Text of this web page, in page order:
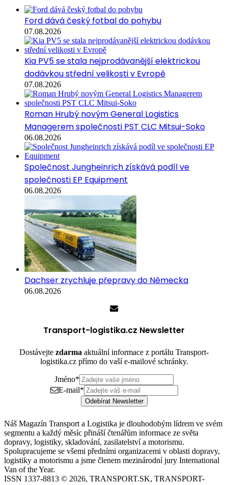
Ford dává český fotbal do pohybu
07.08.2026
Kia PV5 se stala nejprodávanější elektrickou
dodávkou střední velikosti v Evropě
07.08.2026
Roman Hrubý novým General Logistics
Managerem společnosti PST CLC Mitsui-Soko
06.08.2026
Společnost Jungheinrich získává podíl ve
společnosti EP Equipment
06.08.2026
Dachser zrychluje přepravy do Německa
06.08.2026
Transport-logistika.cz Newsletter
Dostávejte zdarma aktuální informace z portálu Transport-
logistika.cz přímo do vaší e-mailové schránky.
Jméno*
E-mail*
Odebírat Newsletter
Náš Magazín Transport a Logistika je dlouhodobým lídrem ve svém
segmentu a každý měsíc přináší čtenářům informace ze světa
dopravy, logistiky, skladování, zasilatelství a motorismu.
Spolupracujeme se všemi předními organizacemi v oblasti dopravy,
logistiky a motorismu a jsme členem mezinárodní jury International
Van of the Year.
ISSN 1337-8813 © 2026, TRANSPORT.SK, TRANSPORT-